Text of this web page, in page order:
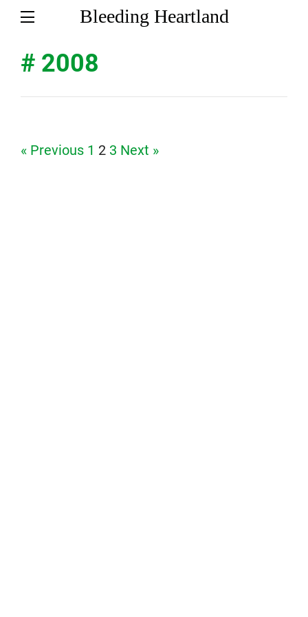
Bleeding Heartland
# 2008
« Previous Page
1 Page
2 Page
3 Next »